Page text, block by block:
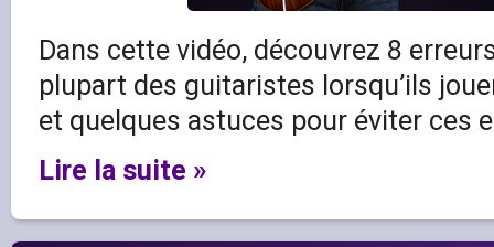
Dans cette vidéo, découvrez 8
plupart des guitaristes lorsqu’ils
et quelques astuces pour éviter ces
Lire la suite »